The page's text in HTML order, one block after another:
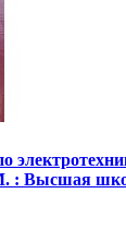
: Высшая